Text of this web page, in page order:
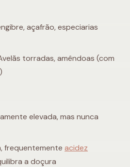
açafrão, especiarias
torradas, amêndoas (com
elevada, mas nunca
frequentemente acidez
a doçura